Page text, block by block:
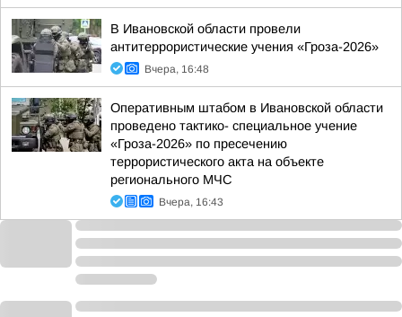
В Ивановской области провели
антитеррористические учения «Гроза-2026»
Вчера, 16:48
Оперативным штабом в Ивановской области
проведено тактико- специальное учение
«Гроза-2026» по пресечению
террористического акта на объекте
регионального МЧС
Вчера, 16:43